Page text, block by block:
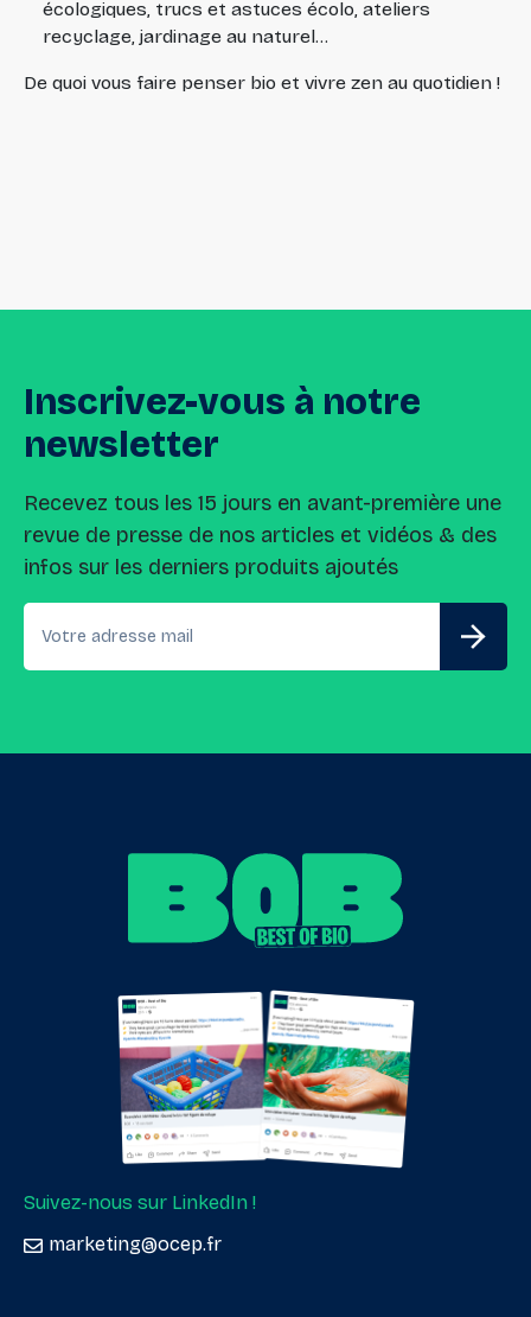
écologiques, trucs et astuces écolo, ateliers
recyclage, jardinage au naturel…
De quoi vous faire penser bio et vivre zen au quotidien !
Inscrivez-vous à notre
newsletter
Recevez tous les 15 jours en avant-première une
revue de presse de nos articles et vidéos & des
infos sur les derniers produits ajoutés
Suivez-nous sur LinkedIn !
marketing@ocep.fr